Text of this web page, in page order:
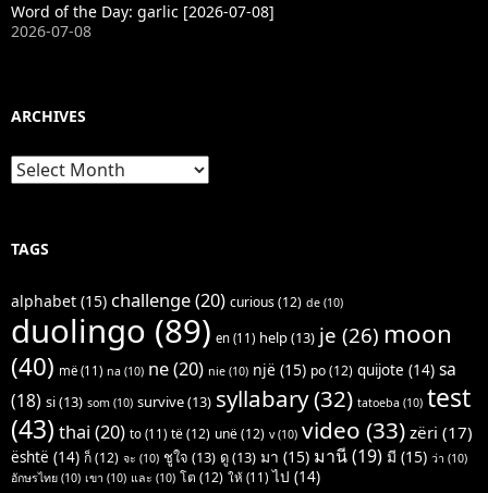
Word of the Day: garlic [2026-07-08]
2026-07-08
ARCHIVES
Archives
TAGS
alphabet (15) challenge(20) curious(12) de (10)
duolingo (89) en (11) help(13) je (26) moon
(40) më (11) na (10) ne(20) nie (10) një (15) po(12) quijote (14) sa
(18) si(13) som (10) survive(13) syllabary(32) tatoeba (10) test
(43) thai (20) to (11) të(12) unë(12) v(10) video (33) zëri (17)
është (14) ก็(12) จะ (10) ชูใจ (13) ดู(13) มา (15) มานี(19) มี (15) ว่า (10)
อักษรไทย (10) เขา (10) และ (10) โต (12) ให้ (11) ไป (14)